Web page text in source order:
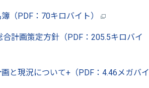
（PDF：70キロバイト）
合計画策定方針（PDF：205.5キロバイ
と現況について+（PDF：4.46メガバイ